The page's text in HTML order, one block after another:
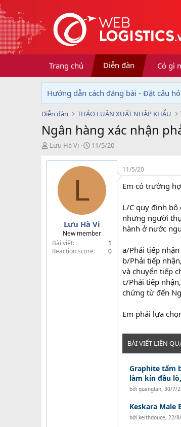
Trang chủ Diễn đàn Có gì
Hướng dẫn cách đăng bài - Đặt câu
Diễn đàn THẢO LUẬN XUẤT NHẬP KHẨU
Ngân hàng xác nhận
T
h
r
Lưu Hà Vi
N
g
à
y
11/5/20
L
Lưu Hà Vi
New member
Bài viết
1
Reaction score
0
11/5/20
Em có trường
L/C quy định
nhưng người
hành ở nước
a/Phải tiếp
b/Phải tiếp
và chuyển tiếp
c/Phải tiếp
chứng từ đến
Em phải lựa
BÀI VIẾT LIÊN
Graphite tấm
làm kín đầu
bởi quanglan, 30/7/
Keskara Male
bởi keithdouce, 22/